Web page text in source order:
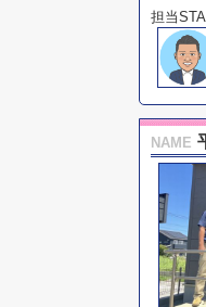
担当
NAME